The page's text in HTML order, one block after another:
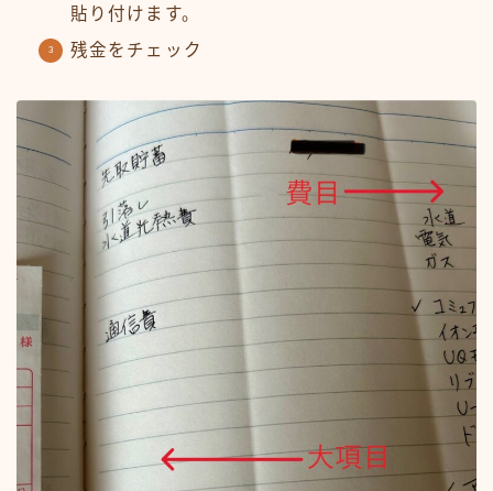
貼り付けます。
残金をチェック